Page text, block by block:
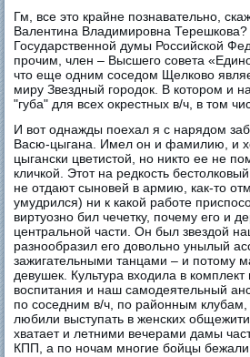
Гм, все это крайне познавательно,
Валентина Владимировна Терешкова?
Государственной думы Российской
прочим, член – Высшего совета
что еще одним соседом Щелково
миру Звездный городок. В котором и
"губа" для всех окрестных в/ч, в том
И вот однажды поехал я с нарядом
Васю-цыгана. Имел он и фамилию, и
цыгански цветистой, но никто ее не
кличкой. Этот на редкость
не отдают сыновей в армию, как-то
умудрился) ни к какой работе
виртуозно бил чечетку, почему его и
центральной части. Он был звездой
разнообразил его довольно унылый
зажигательными танцами – и потому
девушек. Культура входила в комплект
воспитания и наш самодеятельный
по соседним в/ч, по районным
любили выступать в женских
хватает и летними вечерами дамы
КПП, а по ночам многие бойцы бежали